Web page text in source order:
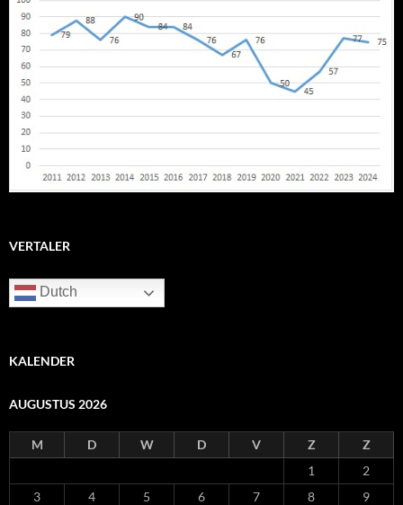
VERTALER
Dutch
KALENDER
AUGUSTUS 2026
M D W D V Z
Z
1
2
3
4 5 6 7 8
9